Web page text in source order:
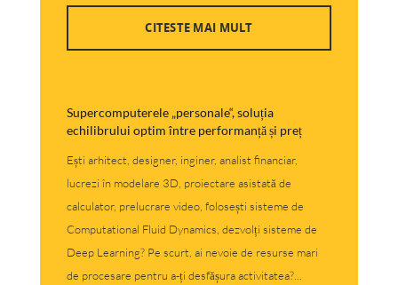
CITESTE MAI MULT
Supercomputerele „personale“, soluția
echilibrului optim între performanță și preț
Ești arhitect, designer, inginer, analist financiar,
lucrezi în modelare 3D, proiectare asistată de
calculator, prelucrare video, folosești sisteme de
Computational Fluid Dynamics, dezvolți sisteme de
Deep Learning? Pe scurt, ai nevoie de resurse mari
de procesare pentru a-ți desfășura activitatea?...